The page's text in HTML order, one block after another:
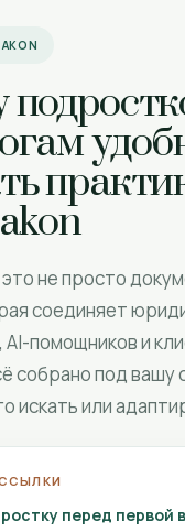
не просто
соединяет
AI-помощников и
собрано под вашу
искать или
перед первой